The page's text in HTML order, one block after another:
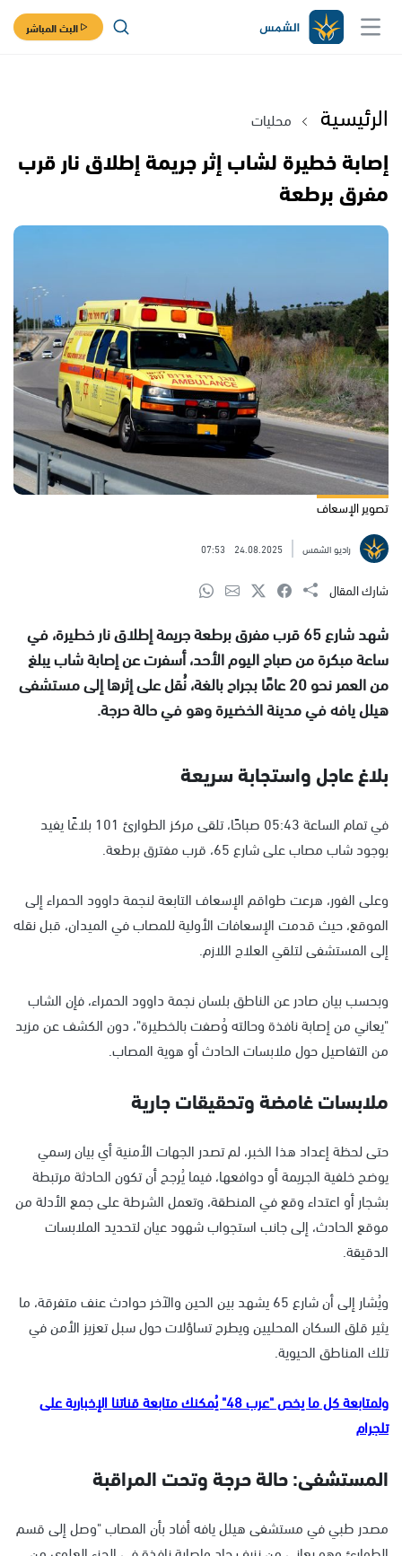
البث المباشر
الرئيسية محليات
إصابة خطيرة لشاب إثر جريمة إطلاق نار قرب
مفرق برطعة
تصوير الإسعاف
راديو الشمس 24.08.2025
07:53
شارك المقال
شهد شارع 65 قرب مفرق برطعة جريمة إطلاق نار خطيرة، في
ساعة مبكرة من صباح اليوم الأحد، أسفرت عن إصابة شاب يبلغ
من العمر نحو 20 عامًا بجراح بالغة، نُقل على إثرها إلى مستشفى
هيلل يافه في مدينة الخضيرة وهو في حالة حرجة.
بلاغ عاجل واستجابة سريعة
في تمام الساعة 05:43 صباحًا، تلقى مركز الطوارئ 101 بلاغًا يفيد
بوجود شاب مصاب على شارع 65، قرب مفترق برطعة.
وعلى الفور، هرعت طواقم الإسعاف التابعة لنجمة داوود الحمراء إلى
الموقع، حيث قدمت الإسعافات الأولية للمصاب في الميدان، قبل نقله
إلى المستشفى لتلقي العلاج اللازم.
وبحسب بيان صادر عن الناطق بلسان نجمة داوود الحمراء، فإن الشاب
"يعاني من إصابة نافذة وحالته وُصفت بالخطيرة"، دون الكشف عن مزيد
من التفاصيل حول ملابسات الحادث أو هوية المصاب.
ملابسات غامضة وتحقيقات جارية
حتى لحظة إعداد هذا الخبر، لم تصدر الجهات الأمنية أي بيان رسمي
يوضح خلفية الجريمة أو دوافعها، فيما يُرجح أن تكون الحادثة مرتبطة
بشجار أو اعتداء وقع في المنطقة، وتعمل الشرطة على جمع الأدلة من
موقع الحادث، إلى جانب استجواب شهود عيان لتحديد الملابسات
الدقيقة.
ويُشار إلى أن شارع 65 يشهد بين الحين والآخر حوادث عنف متفرقة، ما
يثير قلق السكان المحليين ويطرح تساؤلات حول سبل تعزيز الأمن في
تلك المناطق الحيوية.
ولمتابعة كل ما يخص "عرب 48" يُمكنك متابعة قناتنا الإخبارية على
تلجرام
المستشفى: حالة حرجة وتحت المراقبة
مصدر طبي في مستشفى هيلل يافه أفاد بأن المصاب "وصل إلى قسم